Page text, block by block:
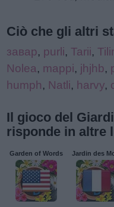
Ciò che gli altri
завар, purli, Tarii,
Nolea, mappi, jhjhb,
humph, Natli, harvy,
Il gioco del
risponde in altre
Garden of Words Jardin des